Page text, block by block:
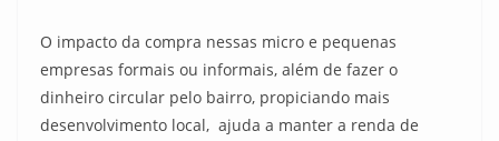
O impacto da compra nessas micro e pequenas
empresas formais ou informais, além de fazer o
dinheiro circular pelo bairro, propiciando mais
desenvolvimento local, ajuda a manter a renda de